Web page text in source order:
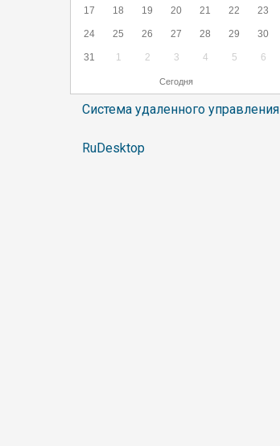
17 18 19 20 21 22 23
24 25 26 27 28 29 30
31 1 2 3 4 5 6
Сегодня
Система удаленного управления
RuDesktop